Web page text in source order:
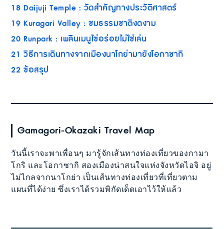
18 Daijuji Temple : วัดสำคัญทางประวัติศาสตร์
19 Kuragari Valley : ชมธรรมชาติงดงาม
20 Runpark : เพลินเมนูไข่อร่อยไม่ใช่เล่น
21 วิธีการเดินทางจากเมืองนาโกย่ามายังโอกาซากิ
22 ข้อสรุป
Gamagori-Okazaki Travel Map
วันนี้เราจะพาเพื่อนๆ มารู้จักเส้นทางท่องเที่ยวของกามา
โกริ และโอกาซากิ สองเมืองน่าสนใจแห่งจังหวัดไอจิ อยู่
ไม่ไกลจากนาโกย่า เป็นเส้นทางท่องเที่ยวที่เที่ยวตาม
แผนที่ได้ง่าย ซึ่งเราได้รวมพิกัดเด็ดเอาไว้ให้แล้ว